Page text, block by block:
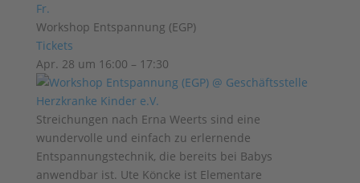
Fr.
Workshop Entspannung (EGP)
Tickets
Apr. 28 um 16:00 – 17:30
Streichungen nach Erna Weerts sind eine
wundervolle und einfach zu erlernende
Entspannungstechnik, die bereits bei Babys
anwendbar ist. Ute Köncke ist Elementare